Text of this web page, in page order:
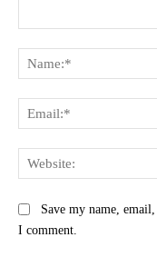
Save my name,
I comment.